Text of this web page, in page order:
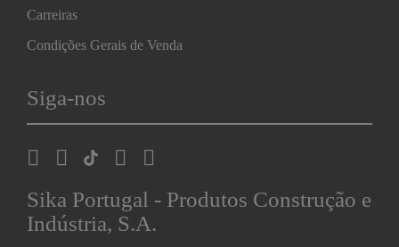
Carreiras
Condições Gerais de Venda
Siga-nos
Sika Portugal - Produtos Construção e
Indústria, S.A.